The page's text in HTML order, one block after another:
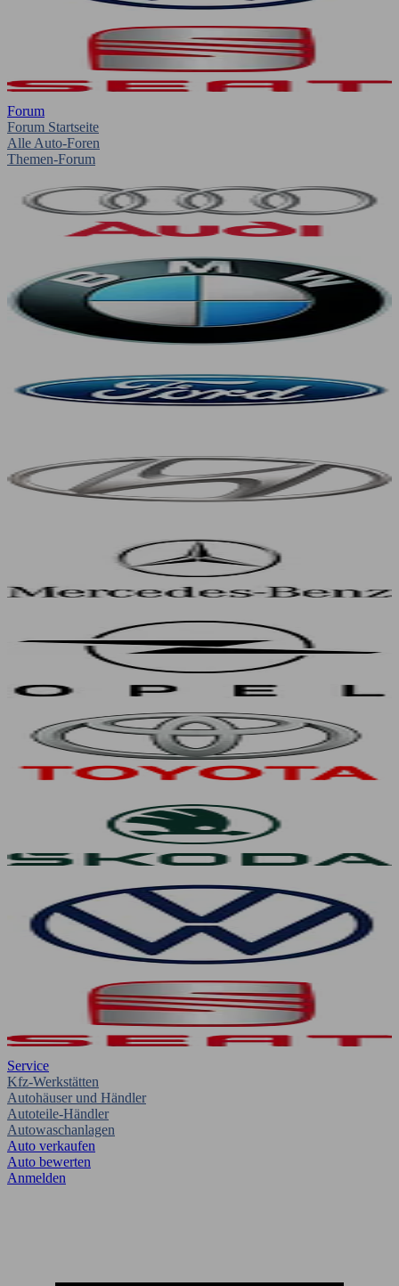
Forum
Forum Startseite
Alle Auto-Foren
Themen-Forum
Service
Kfz-Werkstätten
Autohäuser und Händler
Autoteile-Händler
Autowaschanlagen
Auto verkaufen
Auto bewerten
Anmelden